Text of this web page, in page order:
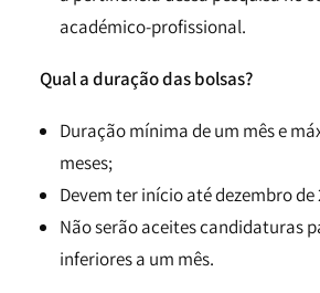
académico-profissional.
Qual a duração das bolsas?
Duração mínima de um mês e
meses;
Devem ter início até dezembro de
Não serão aceites candidaturas
inferiores a um mês.